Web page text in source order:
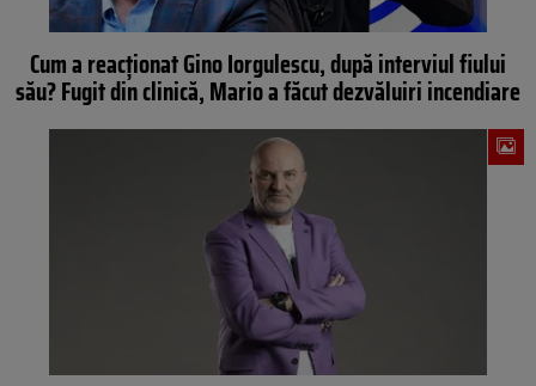
Cum a reacționat Gino Iorgulescu, după interviul fiului
său? Fugit din clinică, Mario a făcut dezvăluiri incendiare